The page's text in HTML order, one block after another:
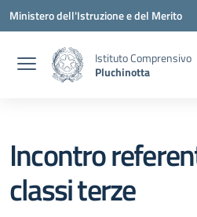
Vai ai contenuti
Vai al menu di navigazione
Vai al footer
Ministero dell'Istruzione e del Merito
Istituto Comprensivo
Pluchinotta
Incontro
classi terze